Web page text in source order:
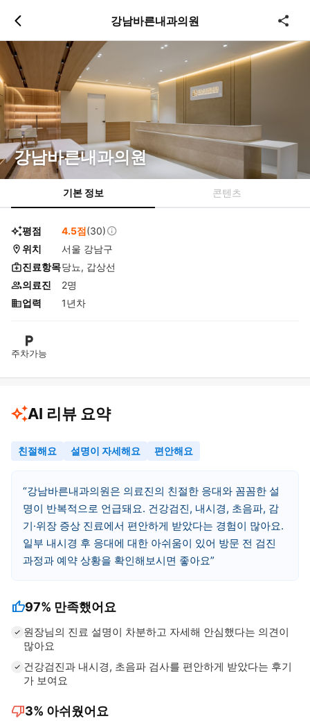
강남바른내과의원
강남바른내과의원
기본 정보 콘텐츠
평점 4.5점(30)
위치
서울 강남구
진료항목당뇨, 갑상선
의료진
2명
업력
1년차
주차가능
AI 리뷰 요약
친절해요 설명이 자세해요 편안해요
강남바른내과의원은 의료진의 친절한 응대와 꼼꼼한 설
명이 반복적으로 언급돼요. 건강검진, 내시경, 초음파, 감
기·위장 증상 진료에서 편안하게 받았다는 경험이 많아요.
일부 내시경 후 응대에 대한 아쉬움이 있어 방문 전 검진
과정과 예약 상황을 확인해보시면 좋아요
thumb_up97% 만족했어요
원장님의 진료 설명이 차분하고 자세해 안심했다는 의견이
많아요
건강검진과 내시경, 초음파 검사를 편안하게 받았다는 후기
가 보여요
thumb_down3% 아쉬웠어요